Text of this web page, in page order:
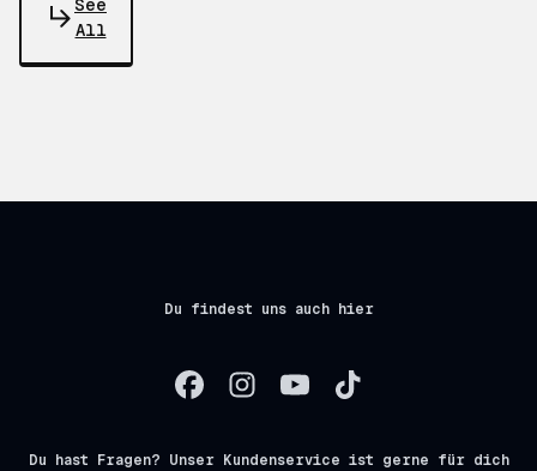
See
All
Du findest uns auch hier
Du hast Fragen? Unser Kundenservice ist gerne für dich